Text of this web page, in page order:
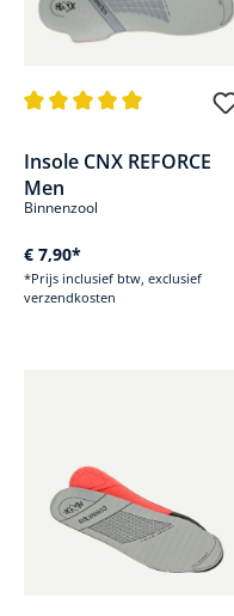
Insole CNX REFORCE
Men
Binnenzool
€ 7,90*
*Prijs inclusief btw, exclusief
verzendkosten